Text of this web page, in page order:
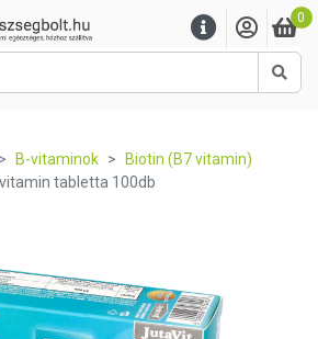
0
B-vitaminok
Biotin (B7 vitamin)
tabletta 100db